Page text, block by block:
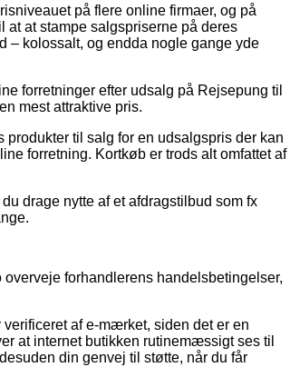
på flere online firmaer, og på
at at stampe salgspriserne på deres
– kolossalt, og endda nogle gange yde
forretninger efter udsalg på Rejsepung til
mest attraktive pris.
til salg for en udsalgspris der kan
forretning. Kortkøb er trods alt omfattet af
drage nytte af et afdragstilbud som fx
forhandlerens handelsbetingelser,
af e-mærket, siden det er en
at internet butikken rutinemæssigt ses til
din genvej til støtte, når du får